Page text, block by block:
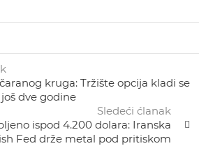
kruga: Tržište opcija kladi se
dve godine
Sledeći ćlanak
ispod 4.200 dolara: Iranska
Fed drže metal pod pritiskom